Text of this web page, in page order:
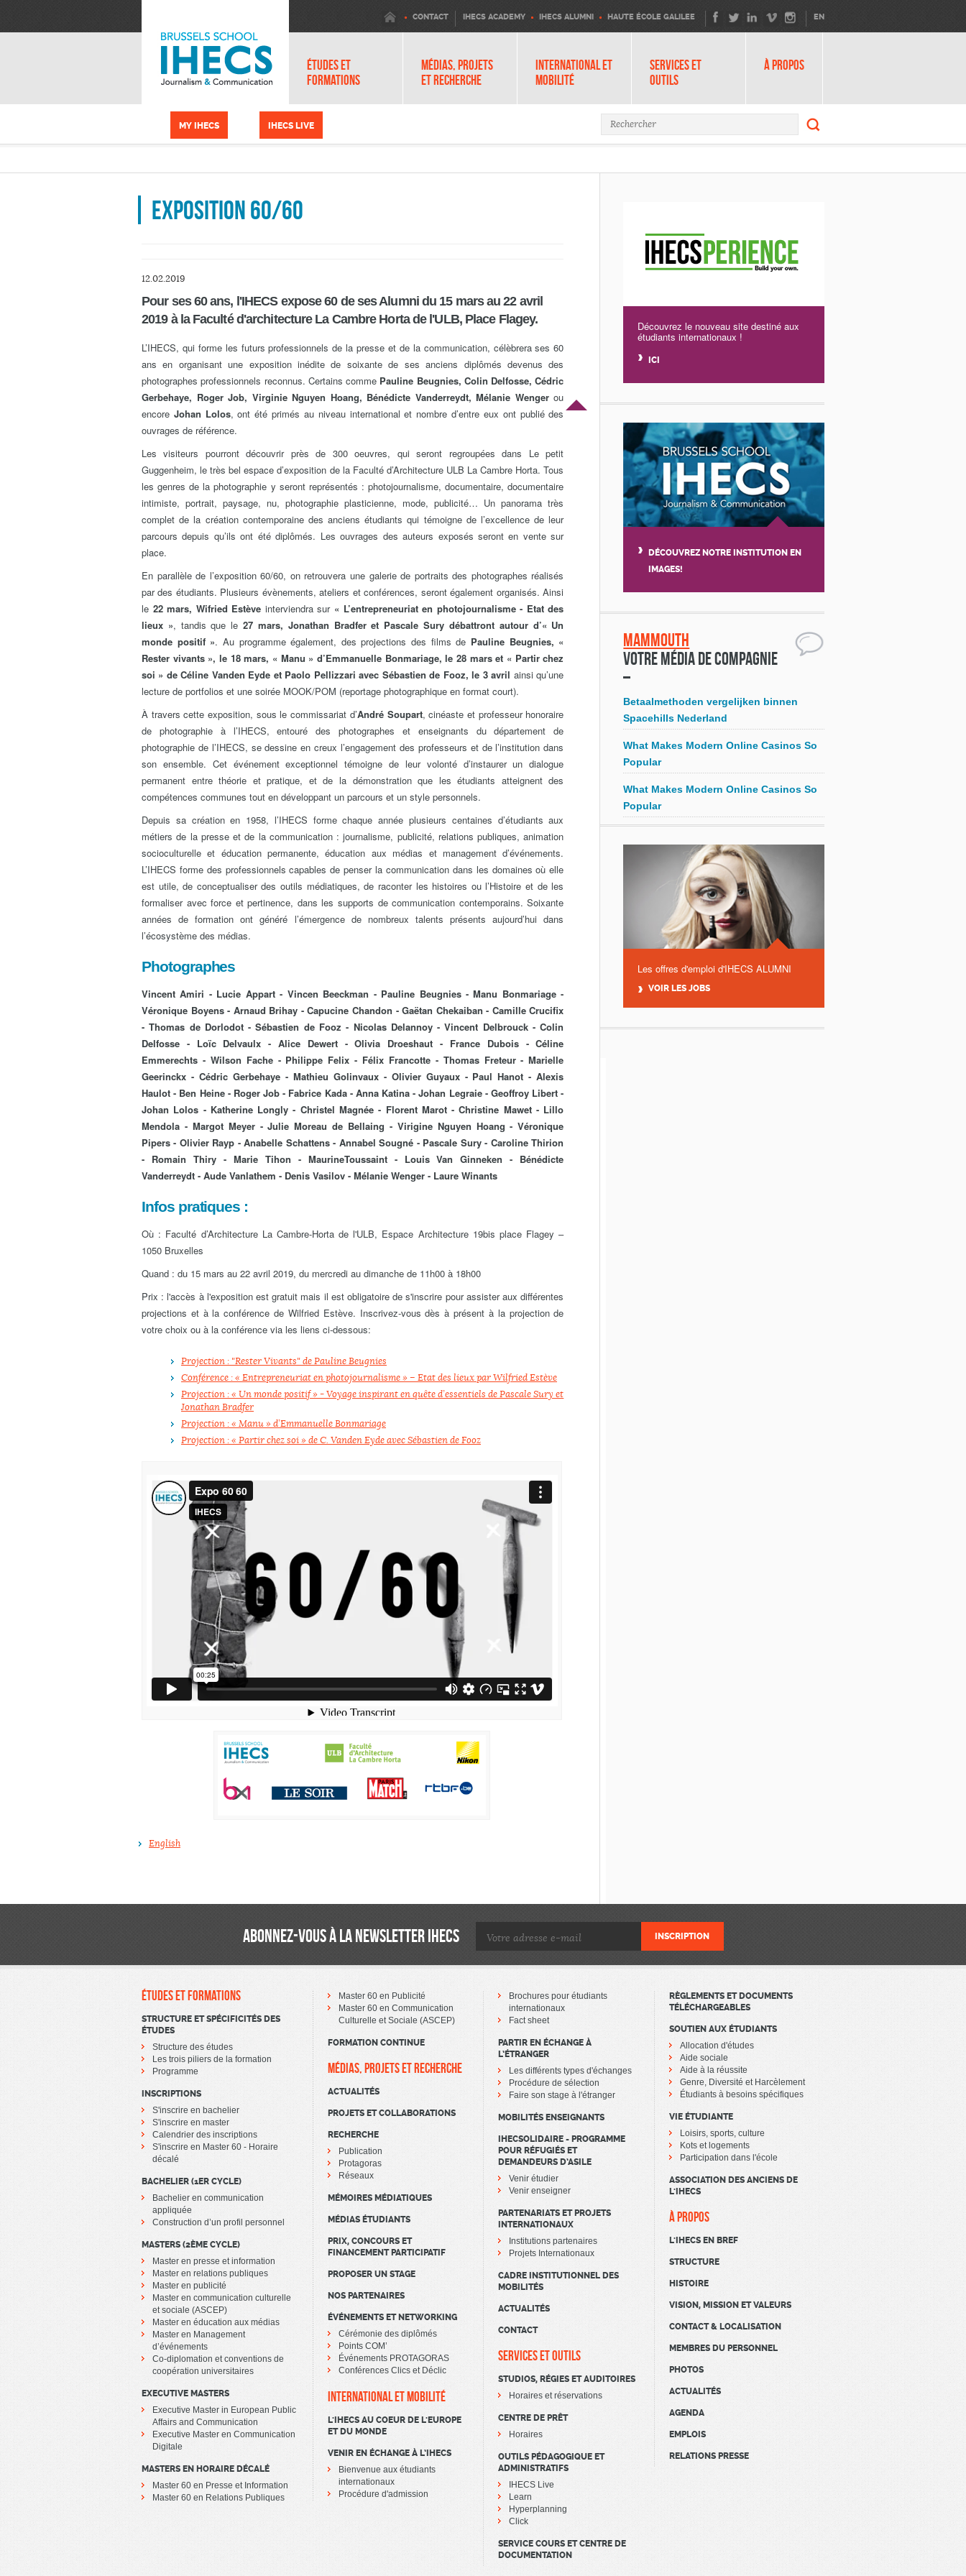
CONTACT IHECS ACADEMY IHECS ALUMNI HAUTE ÉCOLE GALILEE EN
ÉTUDES ET
FORMATIONS
MÉDIAS, PROJETS
ET RECHERCHE
INTERNATIONAL ET
MOBILITÉ
SERVICES ET
OUTILS
À PROPOS
MY IHECS IHECS LIVE Formulaire de recherche Rechercher
Exposition 60/60
12.02.2019
Pour ses 60 ans, l'IHECS expose 60 de ses Alumni du 15 mars au 22 avril
2019 à la Faculté d'architecture La Cambre Horta de l'ULB, Place Flagey.
L’IHECS, qui forme les futurs professionnels de la presse et de la communication, célèbrera ses 60
ans en organisant une exposition inédite de soixante de ses anciens diplômés devenus des
photographes professionnels reconnus. Certains comme Pauline Beugnies, Colin Delfosse, Cédric
Gerbehaye, Roger Job, Virginie Nguyen Hoang, Bénédicte Vanderreydt, Mélanie Wengerou
encore Johan Lolos, ont été primés au niveau international et nombre d’entre eux ont publié des
ouvrages de référence.
Les visiteurs pourront découvrir près de 300 oeuvres, qui seront regroupées dans Le petit
Guggenheim, le très bel espace d’exposition de la Faculté d’Architecture ULB La Cambre Horta. Tous
les genres de la photographie y seront représentés : photojournalisme, documentaire, documentaire
intimiste, portrait, paysage, nu, photographie plasticienne, mode, publicité… Un panorama très
complet de la création contemporaine des anciens étudiants qui témoigne de l’excellence de leur
parcours depuis qu’ils ont été diplômés. Les ouvrages des auteurs exposés seront en vente sur
place.
En parallèle de l’exposition 60/60, on retrouvera une galerie de portraits des photographes réalisés
par des étudiants. Plusieurs évènements, ateliers et conférences, seront également organisés. Ainsi
le 22 mars, Wifried Estève interviendra sur « L’entrepreneuriat en photojournalisme - Etat des
lieux », tandis que le27 mars, Jonathan Bradfer et Pascale Sury débattront autour d’« Un
monde positif ». Au programme également, des projections des films de Pauline Beugnies, «
Rester vivants », le 18 mars, « Manu » d’Emmanuelle Bonmariage, le 28 mars et « Partir chez
soi » de Céline Vanden Eyde et Paolo Pellizzari avec Sébastien de Fooz, le 3 avril ainsi qu’une
lecture de portfolios et une soirée MOOK/POM (reportage photographique en format court).
À travers cette exposition, sous le commissariat d’André Soupart, cinéaste et professeur honoraire
de photographie à l’IHECS, entouré des photographes et enseignants du département de
photographie de l’IHECS, se dessine en creux l’engagement des professeurs et de l’institution dans
son ensemble. Cet événement exceptionnel témoigne de leur volonté d’instaurer un dialogue
permanent entre théorie et pratique, et de la démonstration que les étudiants atteignent des
compétences communes tout en développant un parcours et un style personnels.
Depuis sa création en 1958, l’IHECS forme chaque année plusieurs centaines d’étudiants aux
métiers de la presse et de la communication : journalisme, publicité, relations publiques, animation
socioculturelle et éducation permanente, éducation aux médias et management d’événements.
L’IHECS forme des professionnels capables de penser la communication dans les domaines où elle
est utile, de conceptualiser des outils médiatiques, de raconter les histoires ou l’Histoire et de les
formaliser avec force et pertinence, dans les supports de communication contemporains. Soixante
années de formation ont généré l’émergence de nombreux talents présents aujourd’hui dans
l’écosystème des médias.
Photographes
Vincent Amiri - Lucie Appart - Vincen Beeckman - Pauline Beugnies - Manu Bonmariage -
Véronique Boyens - Arnaud Brihay - Capucine Chandon - Gaëtan Chekaiban - Camille Crucifix
- Thomas de Dorlodot - Sébastien de Fooz - Nicolas Delannoy - Vincent Delbrouck - Colin
Delfosse - Loïc Delvaulx - Alice Dewert - Olivia Droeshaut - France Dubois - Céline
Emmerechts - Wilson Fache - Philippe Felix - Félix Francotte - Thomas Freteur - Marielle
Geerinckx - Cédric Gerbehaye - Mathieu Golinvaux - Olivier Guyaux - Paul Hanot - Alexis
Haulot - Ben Heine - Roger Job - Fabrice Kada - Anna Katina - Johan Legraie - Geoffroy Libert -
Johan Lolos - Katherine Longly - Christel Magnée - Florent Marot - Christine Mawet - Lillo
Mendola - Margot Meyer - Julie Moreau de Bellaing - Virigine Nguyen Hoang - Véronique
Pipers - Olivier Rayp - Anabelle Schattens - Annabel Sougné - Pascale Sury - Caroline Thirion
- Romain Thiry - Marie Tihon - MaurineToussaint - Louis Van Ginneken - Bénédicte
Vanderreydt - Aude Vanlathem - Denis Vasilov - Mélanie Wenger - Laure Winants
Infos pratiques :
Où : Faculté d’Architecture La Cambre-Horta de l'ULB, Espace Architecture 19bis place Flagey –
1050 Bruxelles
Quand : du 15 mars au 22 avril 2019, du mercredi au dimanche de 11h00 à 18h00
Prix : l'accès à l'exposition est gratuit mais il est obligatoire de s'inscrire pour assister aux différentes
projections et à la conférence de Wilfried Estève. Inscrivez-vous dès à présent à la projection de
votre choix ou à la conférence via les liens ci-dessous:
Projection : "Rester Vivants" de Pauline Beugnies
Conférence : « Entrepreneuriat en photojournalisme » – Etat des lieux par Wilfried Estève
Projection : « Un monde positif » - Voyage inspirant en quête d’essentiels de Pascale Sury et
Jonathan Bradfer
Projection : « Manu » d’Emmanuelle Bonmariage
Projection : « Partir chez soi » de C. Vanden Eyde avec Sébastien de Fooz
English
Découvrez le nouveau site destiné aux
étudiants internationaux !
ICI
DÉCOUVREZ NOTRE INSTITUTION EN
IMAGES!
Mammouth
Votre média de compagnie
Betaalmethoden vergelijken binnen
Spacehills Nederland
What Makes Modern Online Casinos So
Popular
What Makes Modern Online Casinos So
Popular
Les offres d'emploi d'IHECS ALUMNI
VOIR LES JOBS
ABONNEZ-VOUS À LA NEWSLETTER IHECS
ÉTUDES ET FORMATIONS
STRUCTURE ET SPÉCIFICITÉS DES
ÉTUDES
Structure des études
Les trois piliers de la formation
Programme
INSCRIPTIONS
S'inscrire en bachelier
S'inscrire en master
Calendrier des inscriptions
S'inscrire en Master 60 - Horaire
décalé
BACHELIER (1ER CYCLE)
Bachelier en communication
appliquée
Construction d’un profil personnel
MASTERS (2ÈME CYCLE)
Master en presse et information
Master en relations publiques
Master en publicité
Master en communication culturelle
et sociale (ASCEP)
Master en éducation aux médias
Master en Management
d’événements
Co-diplomation et conventions de
coopération universitaires
EXECUTIVE MASTERS
Executive Master in European Public
Affairs and Communication
Executive Master en Communication
Digitale
MASTERS EN HORAIRE DÉCALÉ
Master 60 en Presse et Information
Master 60 en Relations Publiques
Master 60 en Publicité
Master 60 en Communication
Culturelle et Sociale (ASCEP)
FORMATION CONTINUE
MÉDIAS, PROJETS ET RECHERCHE
ACTUALITÉS
PROJETS ET COLLABORATIONS
RECHERCHE
Publication
Protagoras
Réseaux
MÉMOIRES MÉDIATIQUES
MÉDIAS ÉTUDIANTS
PRIX, CONCOURS ET
FINANCEMENT PARTICIPATIF
PROPOSER UN STAGE
NOS PARTENAIRES
ÉVÉNEMENTS ET NETWORKING
Cérémonie des diplômés
Points COM’
Événements PROTAGORAS
Conférences Clics et Déclic
INTERNATIONAL ET MOBILITÉ
L'IHECS AU COEUR DE L'EUROPE
ET DU MONDE
VENIR EN ÉCHANGE À L’IHECS
Bienvenue aux étudiants
internationaux
Procédure d'admission
Brochures pour étudiants
internationaux
Fact sheet
PARTIR EN ÉCHANGE À
L’ÉTRANGER
Les différents types d'échanges
Procédure de sélection
Faire son stage à l'étranger
MOBILITÉS ENSEIGNANTS
IHECSOLIDAIRE - PROGRAMME
POUR RÉFUGIÉS ET
DEMANDEURS D’ASILE
Venir étudier
Venir enseigner
PARTENARIATS ET PROJETS
INTERNATIONAUX
Institutions partenaires
Projets Internationaux
CADRE INSTITUTIONNEL DES
MOBILITÉS
ACTUALITÉS
CONTACT
SERVICES ET OUTILS
STUDIOS, RÉGIES ET AUDITOIRES
Horaires et réservations
CENTRE DE PRÊT
Horaires
OUTILS PÉDAGOGIQUE ET
ADMINISTRATIFS
IHECS Live
Learn
Hyperplanning
Click
SERVICE COURS ET CENTRE DE
DOCUMENTATION
RÈGLEMENTS ET DOCUMENTS
TÉLÉCHARGEABLES
SOUTIEN AUX ÉTUDIANTS
Allocation d'études
Aide sociale
Aide à la réussite
Genre, Diversité et Harcèlement
Étudiants à besoins spécifiques
VIE ÉTUDIANTE
Loisirs, sports, culture
Kots et logements
Participation dans l'école
ASSOCIATION DES ANCIENS DE
L'IHECS
À PROPOS
L'IHECS EN BREF
STRUCTURE
HISTOIRE
VISION, MISSION ET VALEURS
CONTACT & LOCALISATION
MEMBRES DU PERSONNEL
PHOTOS
ACTUALITÉS
AGENDA
EMPLOIS
RELATIONS PRESSE